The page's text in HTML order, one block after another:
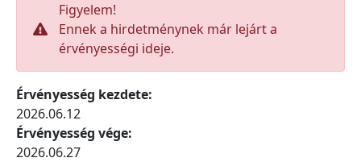
Figyelem!
Ennek a hirdetménynek már lejárt a
érvényességi ideje.
Érvényesség kezdete:
2026.06.12
Érvényesség vége:
2026.06.27